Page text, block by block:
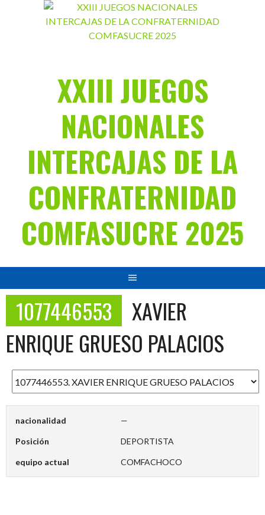
XXIII JUEGOS
NACIONALES
INTERCAJAS DE LA
CONFRATERNIDAD
COMFASUCRE 2025
1077446553
XAVIER
ENRIQUE GRUESO PALACIOS
nacionalidad —
Posición DEPORTISTA
equipo actual COMFACHOCO